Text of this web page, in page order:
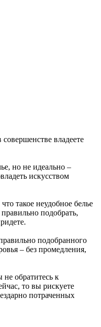
владеете
но не идеально –
искусством
такое неудобное белье
подобрать,
подобранного
– без промедления,
не обратитесь к
то вы рискуете
потраченных